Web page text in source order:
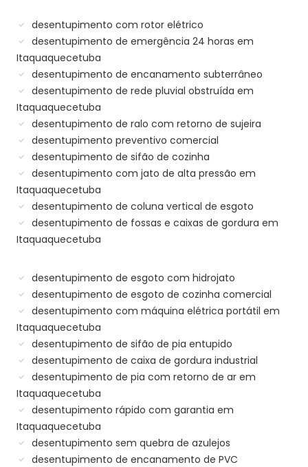
desentupimento com rotor elétrico
desentupimento de emergência 24 horas em
Itaquaquecetuba
desentupimento de encanamento subterrâneo
desentupimento de rede pluvial obstruída em
Itaquaquecetuba
desentupimento de ralo com retorno de sujeira
desentupimento preventivo comercial
desentupimento de sifão de cozinha
desentupimento com jato de alta pressão em
Itaquaquecetuba
desentupimento de coluna vertical de esgoto
desentupimento de fossas e caixas de gordura em
Itaquaquecetuba
desentupimento de esgoto com hidrojato
desentupimento de esgoto de cozinha comercial
desentupimento com máquina elétrica portátil em
Itaquaquecetuba
desentupimento de sifão de pia entupido
desentupimento de caixa de gordura industrial
desentupimento de pia com retorno de ar em
Itaquaquecetuba
desentupimento rápido com garantia em
Itaquaquecetuba
desentupimento sem quebra de azulejos
desentupimento de encanamento de PVC